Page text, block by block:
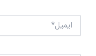
ایمیل*